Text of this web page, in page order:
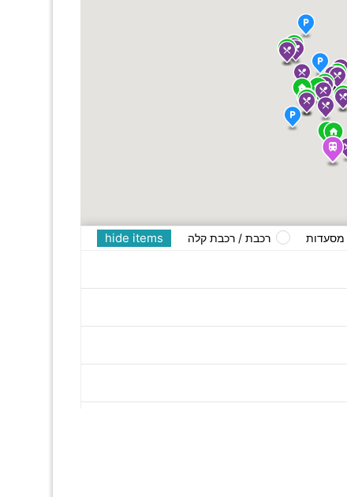
hide items מסעדות רכבת / רכבת קלה